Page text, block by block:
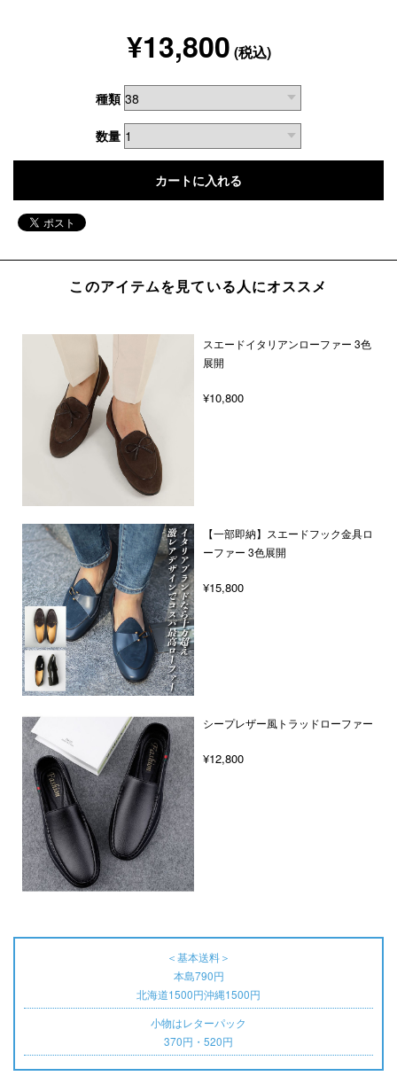
¥13,800 (税込)
種類
数量
このアイテムを見ている人にオススメ
スエードイタリアンローファー 3色
展開
¥10,800
【一部即納】スエードフック金具ロ
ーファー 3色展開
¥15,800
シープレザー風トラッドローファー
¥12,800
＜基本送料＞
本島790円
北海道1500円沖縄1500円
小物はレターパック
370円・520円